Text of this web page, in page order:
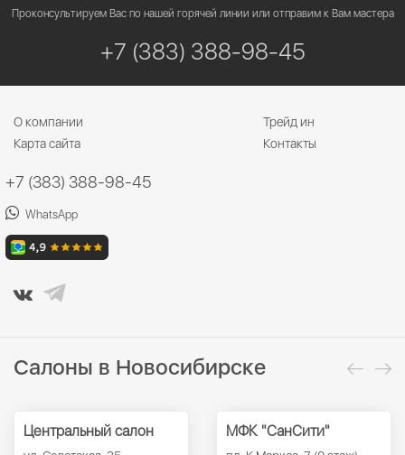
Проконсультируем Вас по нашей горячей линии или отправим к Вам мастера
+7 (383) 388-98-45
О компании
Трейд ин
Карта сайта
Контакты
+7 (383) 388-98-45
WhatsApp
Салоны в Новосибирске
Центральный салон МФК "СанСити"